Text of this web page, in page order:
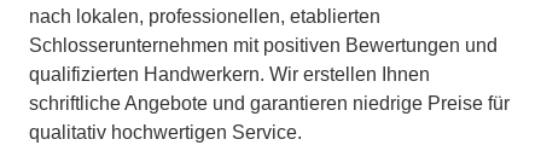
nach lokalen, professionellen, etablierten
Schlosserunternehmen mit positiven Bewertungen und
qualifizierten Handwerkern. Wir erstellen Ihnen
schriftliche Angebote und garantieren niedrige Preise für
qualitativ hochwertigen Service.